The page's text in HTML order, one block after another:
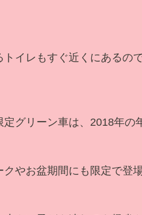
イレもすぐ近くにあるの
グリーン車は、2018年の
やお盆期間にも限定で登場